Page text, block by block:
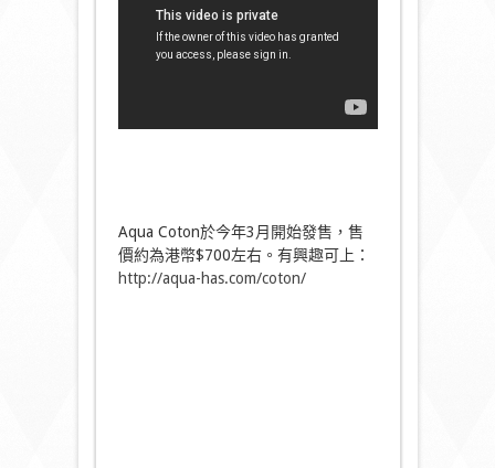
Aqua Coton於今年3月開始發售，售
價約為港幣$700左右。有興趣可上：
http://aqua-has.com/coton/